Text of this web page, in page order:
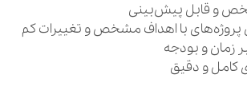
و قابل پیش‌بینی
پروژه‌های با اهداف مشخص و تغییرات کم
زمان و بودجه
کامل و دقیق